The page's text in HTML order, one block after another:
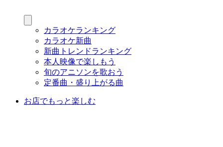
カラオケランキング
カラオケ新曲
新曲トレンドランキング
本人映像で楽しもう
旬のアニソンを歌おう
定番曲・盛り上がる曲
お店でもっと楽しむ